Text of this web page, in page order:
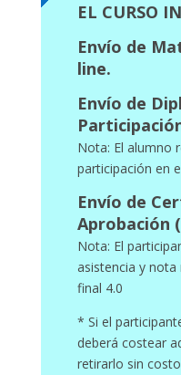
EL CURSO
Envío de
line.
Envío de
Nota: El alumno
participación en
Envío de
Aprobación
Nota: El
asistencia y
final 4.0
* Si el
deberá costear
retirarlo sin